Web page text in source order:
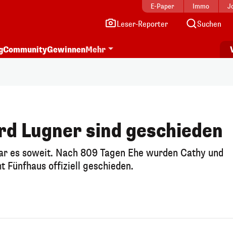
E-Paper Immo
Leser-Reporter Suchen
CommunityGewinnenMehr
Lugner sind geschieden
es soweit. Nach 809 Tagen Ehe wurden Cathy und
Fünfhaus offiziell geschieden.